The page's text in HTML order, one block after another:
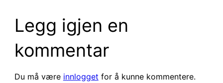
Legg igjen en
kommentar
Du må være innlogget for å kunne kommentere.